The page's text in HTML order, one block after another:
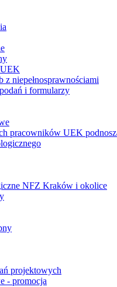
z niepełnosprawnościami
i formularzy
pracowników UEK
NFZ Kraków i okolice
projektowych
- promocja